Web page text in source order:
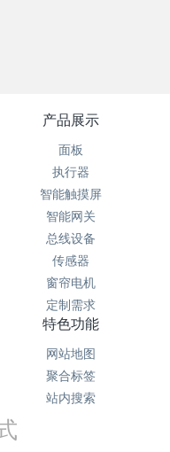
产品展示
面板
执行器
智能触摸屏
智能网关
总线设备
传感器
窗帘电机
定制需求
特色功能
网站地图
聚合标签
站内搜索